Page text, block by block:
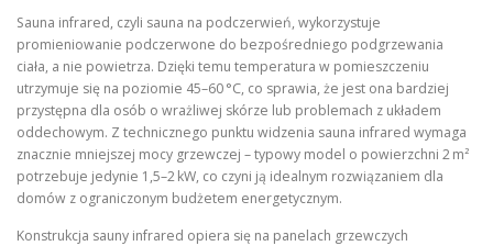
Sauna infrared, czyli sauna na podczerwień, wykorzystuje
promieniowanie podczerwone do bezpośredniego podgrzewania
ciała, a nie powietrza. Dzięki temu temperatura w pomieszczeniu
utrzymuje się na poziomie 45–60 °C, co sprawia, że jest ona bardziej
przystępna dla osób o wrażliwej skórze lub problemach z układem
oddechowym. Z technicznego punktu widzenia sauna infrared wymaga
znacznie mniejszej mocy grzewczej – typowy model o powierzchni 2 m²
potrzebuje jedynie 1,5–2 kW, co czyni ją idealnym rozwiązaniem dla
domów z ograniczonym budżetem energetycznym.
Konstrukcja sauny infrared opiera się na panelach grzewczych